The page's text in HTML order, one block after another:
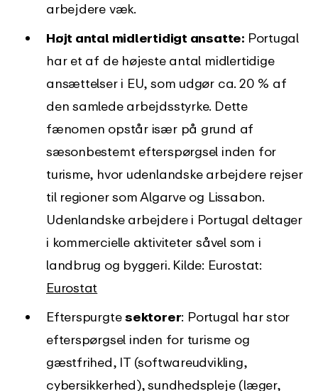
arbejdere væk.
Højt antal midlertidigt ansatte: Portugal
har et af de højeste antal midlertidige
ansættelser i EU, som udgør ca. 20 % af
den samlede arbejdsstyrke. Dette
fænomen opstår især på grund af
sæsonbestemt efterspørgsel inden for
turisme, hvor udenlandske arbejdere rejser
til regioner som Algarve og Lissabon.
Udenlandske arbejdere i Portugal deltager
i kommercielle aktiviteter såvel som i
landbrug og byggeri. Kilde: Eurostat:
Eurostat
Efterspurgtesektorer: Portugal har stor
efterspørgsel inden for turisme og
gæstfrihed, IT (softwareudvikling,
cybersikkerhed), sundhedspleje (læger,